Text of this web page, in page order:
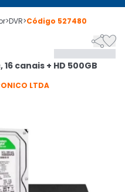
SE
>DVR>Código 527480

canais + HD 500GB
LTDA